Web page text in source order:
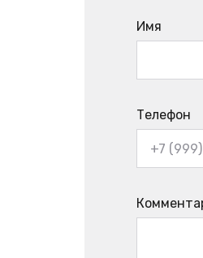
Имя
Телефон